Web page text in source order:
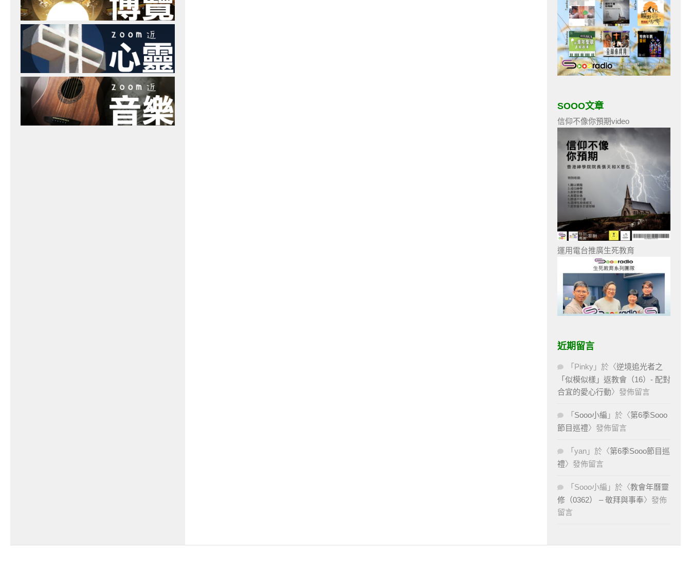
SOOO文章
信仰不像你預期video
運用電台推廣生死教育
近期留言
「 Pinky 」於〈逆境追光者之
「似模似樣」返教會（16）- 配對
合宜的愛心行動〉發佈留言
「 Sooo小編 」於〈第6季Sooo
節目巡禮〉發佈留言
「 yan 」於〈第6季Sooo節目巡
禮〉發佈留言
「 Sooo小編 」於〈教會年曆靈
修（0362） – 敬拜與事奉〉發佈
留言